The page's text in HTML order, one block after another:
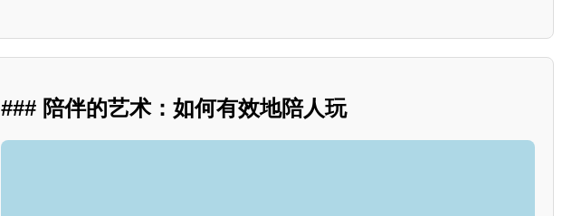
### 陪伴的艺术：如何有效地陪人玩